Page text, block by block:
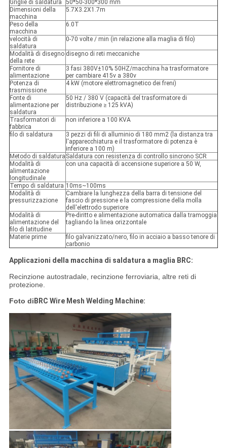
Griglie di saldatura
50*50-300*300 mm
Dimensioni della
macchina
5.7X3.2X1.7m
Peso della
macchina
6.0T
velocità di
saldatura
0-70 volte / min (in relazione alla maglia di filo)
Modalità di disegno
della rete
disegno di reti meccaniche
Fornitore di
alimentazione
3 fasi 380V±10% 50HZ/macchina ha trasformatore
per cambiare 415v a 380v
Potenza di
trasmissione
4 kW (motore elettromagnetico dei freni)
Fonte di
alimentazione per
saldatura
50 Hz / 380 V (capacità del trasformatore di
distribuzione ≥ 125 kVA)
Trasformatori di
fabbrica
non inferiore a 100 KVA
filo di saldatura
3 pezzi di fili di alluminio di 180 mm2 (la distanza tra
l'apparecchiatura e il trasformatore di potenza è
inferiore a 100 m)
Metodo di saldatura Saldatura con resistenza di controllo sincrono SCR
Modalità di
alimentazione
longitudinale
con una capacità di accensione superiore a 50 W,
Tempo di saldatura 10ms~100ms
Modalità di
pressurizzazione
Cambiare la lunghezza della barra di tensione del
fascio di pressione e la compressione della molla
dell'elettrodo superiore
Modalità di
alimentazione del
filo di latitudine
Pre-diritto e alimentazione automatica dalla tramoggia
tagliando la linea orizzontale
Materie prime
filo galvanizzato/nero, filo in acciaio a basso tenore di
carbonio
Applicazioni della macchina di saldatura a maglia BRC:
Recinzione autostradale, recinzione ferroviaria, altre reti di
protezione.
Foto di BRC Wire Mesh Welding Machine: